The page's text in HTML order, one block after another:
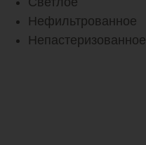
Нефильтрованное
Непастеризованное